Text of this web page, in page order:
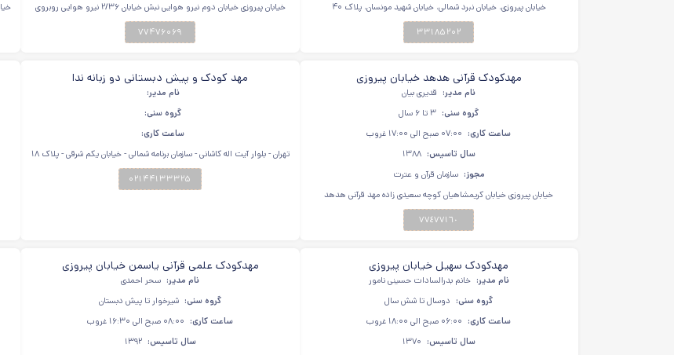
خیابان پیروزی، خیابان نبرد شمالی، خیابان شهید مونسان، پلاک ۴۰
۳۳۱۸۵۲۰۲
خیابان پیروزی خیابان دوم نیرو هوایی نبش خیابان ۲/۳۶ نیرو هوایی روبروی
درمانگاه امام حسن مجتبی (علیه السلام) پلاک ۱۷۳
۷۷۴۷۶۰۶۹
مهدکودک قرآنی هدهد خیابان پیروزی
نام مدیر: قدیری بیان
گروه سنی: ۳ تا ۶ سال
ساعت کاری: ۰۷:۰۰ صبح الی ۱۷:۰۰ غروب
سال تاسیس: ۱۳۸۸
مجوز: سازمان قرآن و عترت
خیابان پیروزی خیابان کریمشاهیان کوچه سعیدی زاده مهد قرآنی هدهد
٧٧٤٧٧١٦٠
مهد کودک و پیش دبستانی دو زبانه ندا
نام مدیر:
گروه سنی:
ساعت کاری:
تهران - بلوار آیت اله کاشانی - سازمان برنامه شمالی - خیابان یکم شرقی - پلاک ۱۸
۰۲۱۴۴۱۳۳۳۲۵
مهدکودک سهیل خیابان پیروزی
نام مدیر: خانم بدرالسادات حسینی نامور
گروه سنی: دوسال تا شش سال
ساعت کاری: ۰۶:۰۰ صبح الی ۱۸:۰۰ غروب
سال تاسیس: ۱۳۷۰
مهدکودک علمی قرآنی یاسمن خیابان پیروزی
نام مدیر: سحر احمدی
گروه سنی: شیرخوار تا پیش دبستان
ساعت کاری: ۰۸:۰۰ صبح الی ۱۶:۳۰ غروب
سال تاسیس: ۱۳۹۲